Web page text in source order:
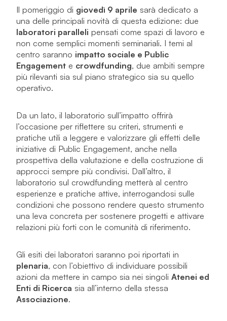
Il pomeriggio di giovedì 9 aprile sarà dedicato a
una delle principali novità di questa edizione: due
laboratori paralleli pensati come spazi di lavoro e
non come semplici momenti seminariali. I temi al
centro saranno impatto sociale e Public
Engagement e crowdfunding, due ambiti sempre
più rilevanti sia sul piano strategico sia su quello
operativo.
Da un lato, il laboratorio sull’impatto offrirà
l’occasione per riflettere su criteri, strumenti e
pratiche utili a leggere e valorizzare gli effetti delle
iniziative di Public Engagement, anche nella
prospettiva della valutazione e della costruzione di
approcci sempre più condivisi. Dall’altro, il
laboratorio sul crowdfunding metterà al centro
esperienze e pratiche attive, interrogandosi sulle
condizioni che possono rendere questo strumento
una leva concreta per sostenere progetti e attivare
relazioni più forti con le comunità di riferimento.
Gli esiti dei laboratori saranno poi riportati in
plenaria, con l’obiettivo di individuare possibili
azioni da mettere in campo sia nei singoli Atenei ed
Enti di Ricerca sia all’interno della stessa
Associazione.